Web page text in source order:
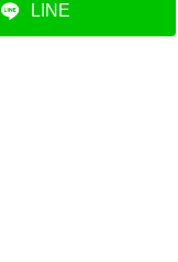
LINE